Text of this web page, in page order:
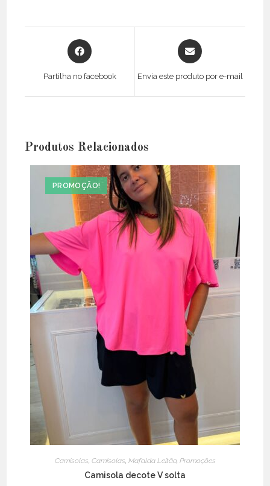
Opens
in
Partilha no facebook
Opens
in
Envia este produto por e-mail
Produtos Relacionados
PROMOÇÃO!
Camisolas Camisolas Mafalda Leitão, Promoções
Camisola decote V solta